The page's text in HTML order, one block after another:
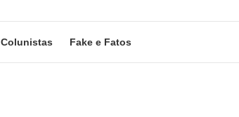
Colunistas Fake e Fatos